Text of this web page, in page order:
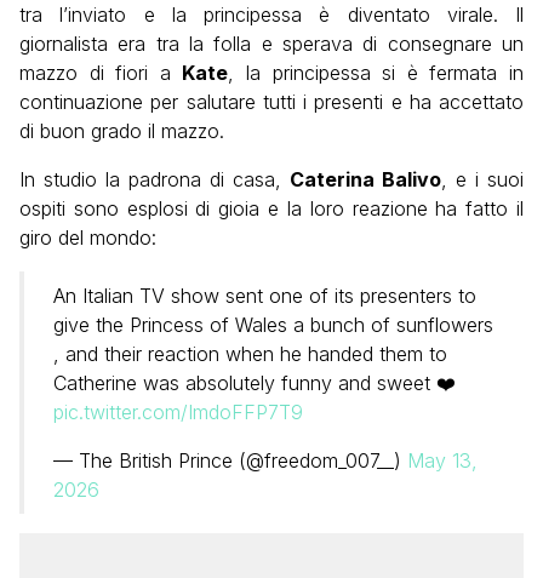
tra l’inviato e la principessa è diventato virale. Il
giornalista era tra la folla e sperava di consegnare un
mazzo di fiori a Kate, la principessa si è fermata in
continuazione per salutare tutti i presenti e ha accettato
di buon grado il mazzo.
In studio la padrona di casa, Caterina Balivo, e i suoi
ospiti sono esplosi di gioia e la loro reazione ha fatto il
giro del mondo:
An Italian TV show sent one of its presenters to
give the Princess of Wales a bunch of sunflowers
, and their reaction when he handed them to
Catherine was absolutely funny and sweet ❤️
pic.twitter.com/ImdoFFP7T9
— The British Prince (@freedom_007__) May 13,
2026